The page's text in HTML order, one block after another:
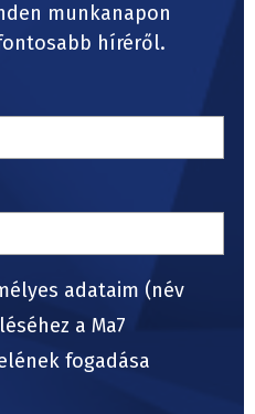
munkanapon
híréről.
adataim (név
a Ma7
fogadása